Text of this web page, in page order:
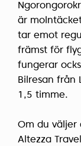
är
tar emot
främst för
fungerar
Bilresan från
1,5 timme.
Om du väljer
Altezza